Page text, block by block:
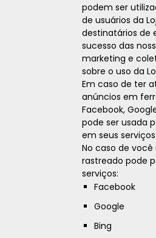
podem ser
de usuários da
destinatários de
sucesso das
marketing e
sobre o uso da
Em caso de ter
anúncios em
Facebook,
pode ser usada
em seus serviços.
No caso de você
rastreado pode
serviços:
Facebook
Google
Bing